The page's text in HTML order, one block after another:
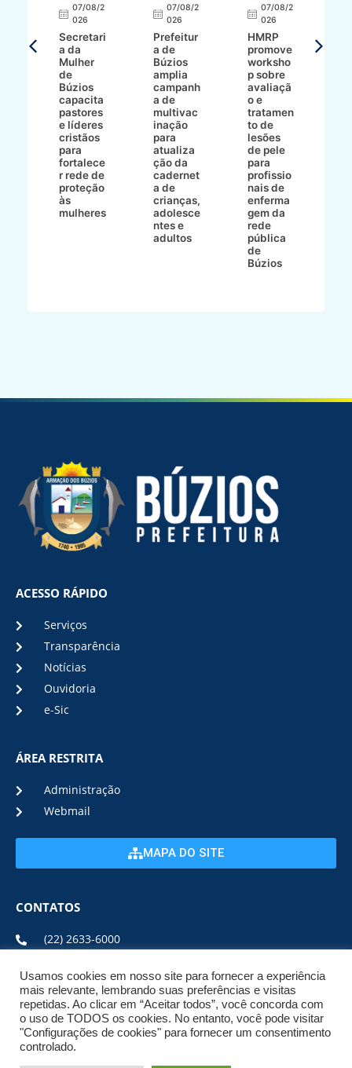
07/08/2
026
Secretari
a da
Mulher
de
Búzios
capacita
pastores
e líderes
cristãos
para
fortalece
r rede de
proteção
às
mulheres
07/08/2
026
Prefeitur
a de
Búzios
amplia
campanh
a de
multivac
inação
para
atualiza
ção da
cadernet
a de
crianças,
adolesce
ntes e
adultos
07/08/2
026
HMRP
promove
worksho
p sobre
avaliaçã
o e
tratamen
to de
lesões
de pele
para
profissio
nais de
enferma
gem da
rede
pública
de
Búzios
ACESSO RÁPIDO
Serviços
Transparência
Notícias
Ouvidoria
e-Sic
ÁREA RESTRITA
Administração
Webmail
MAPA DO SITE
CONTATOS
(22) 2633-6000
ENDEREÇO E HORÁRIO
ESTRADA DA USINA, Nº 600 CENTRO, CEP: 28950-000
DE SEGUNDA A SEXTA DE 08:00 ÀS 17:00
Usamos cookies em nosso site para fornecer a experiência
mais relevante, lembrando suas preferências e visitas
repetidas. Ao clicar em “Aceitar todos”, você concorda com
o uso de TODOS os cookies. No entanto, você pode visitar
"Configurações de cookies" para fornecer um consentimento
controlado.